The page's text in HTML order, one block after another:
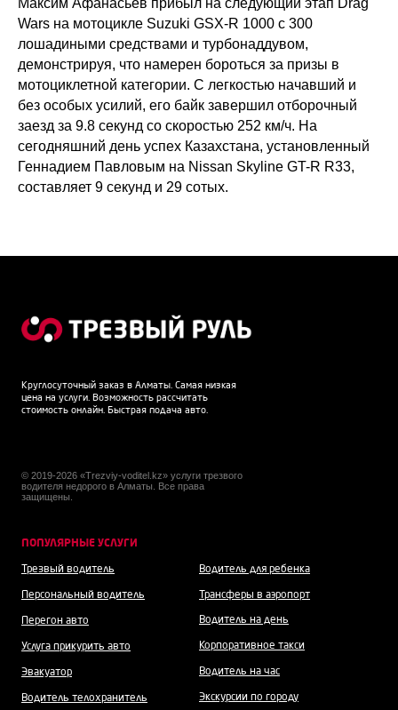
Максим Афанасьев прибыл на следующий этап Drag
Wars на мотоцикле Suzuki GSX-R 1000 с 300
лошадиными средствами и турбонаддувом,
демонстрируя, что намерен бороться за призы в
мотоциклетной категории. С легкостью начавший и
без особых усилий, его байк завершил отборочный
заезд за 9.8 секунд со скоростью 252 км/ч. На
сегодняшний день успех Казахстана, установленный
Геннадием Павловым на Nissan Skyline GT-R R33,
составляет 9 секунд и 29 сотых.
Круглосуточный заказ в Алматы. Самая низкая
цена на услуги. Возможность рассчитать
стоимость онлайн. Быстрая подача авто.
© 2019-2026 «Trezviy-voditel.kz» услуги трезвого
водителя недорого в Алматы. Все права
защищены.
ПОПУЛЯРНЫЕ УСЛУГИ
Трезвый водитель
Персональный водитель
Перегон авто
Услуга прикурить авто
Эвакуатор
Водитель телохранитель
Водитель для ребенка
Трансферы в аэропорт
Водитель на день
Корпоративное такси
Водитель на час
Экскурсии по городу